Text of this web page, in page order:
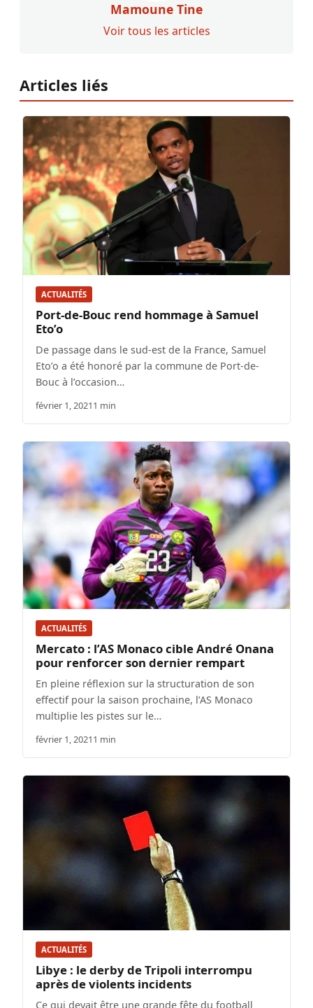
Mamoune Tine
Voir tous les articles
Articles liés
ACTUALITÉS
Port-de-Bouc rend hommage à Samuel
Eto’o
De passage dans le sud-est de la France, Samuel
Eto’o a été honoré par la commune de Port-de-
Bouc à l’occasion…
février 1, 20211 min
ACTUALITÉS
Mercato : l’AS Monaco cible André Onana
pour renforcer son dernier rempart
En pleine réflexion sur la structuration de son
effectif pour la saison prochaine, l’AS Monaco
multiplie les pistes sur le…
février 1, 20211 min
ACTUALITÉS
Libye : le derby de Tripoli interrompu
après de violents incidents
Ce qui devait être une grande fête du football